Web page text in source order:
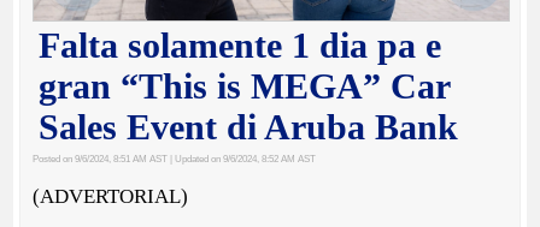
Falta solamente 1 dia pa e
gran “This is MEGA” Car
Sales Event di Aruba Bank
Posted on 9/6/2024, 8:51 AM AST | Updated on 9/6/2024, 8:52 AM AST
(ADVERTORIAL)